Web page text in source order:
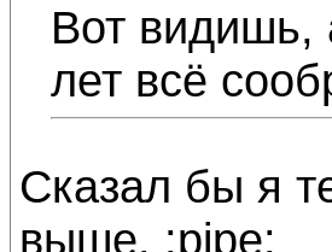
Вот видишь,
лет всё
Сказал бы я
выше. :pipe: